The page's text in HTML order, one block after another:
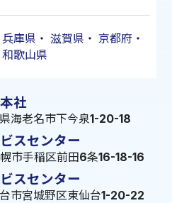
兵庫県 ・ 滋賀県 ・ 京都府 ・
和歌山県
本社
海老名市下今泉1-20-18
スセンター
市手稲区前田6条16-18-16
スセンター
市宮城野区東仙台1-20-22